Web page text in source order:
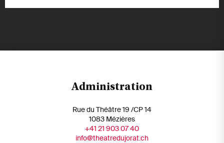
Administration
Rue du Théâtre 19 /CP 14
1083 Mézières
+41 21 903 07 40
info@theatredujorat.ch